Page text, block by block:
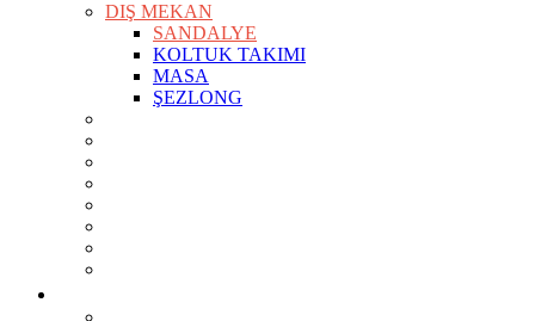
DIŞ MEKAN
SANDALYE
KOLTUK TAKIMI
MASA
ŞEZLONG